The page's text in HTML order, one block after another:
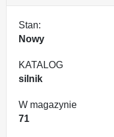
Stan:
Nowy
KATALOG
silnik
W magazynie
71